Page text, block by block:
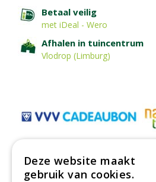
Betaal veilig
met iDeal - Wero
Afhalen in tuincentrum
Vlodrop (Limburg)
Deze website maakt
gebruik van cookies.